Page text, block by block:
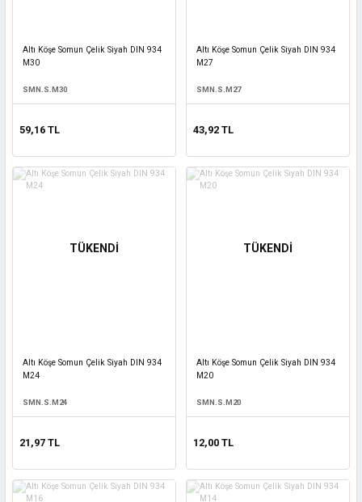
Altı Köşe Somun Çelik Siyah DIN 934
M30
SMN.S.M30
59,16 TL
Altı Köşe Somun Çelik Siyah DIN 934
M27
SMN.S.M27
43,92 TL
TÜKENDİ
Altı Köşe Somun Çelik Siyah DIN 934
M24
SMN.S.M24
21,97 TL
TÜKENDİ
Altı Köşe Somun Çelik Siyah DIN 934
M20
SMN.S.M20
12,00 TL